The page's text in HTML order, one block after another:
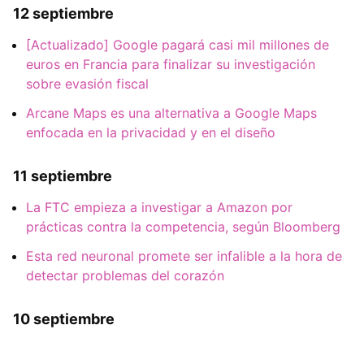
12 septiembre
[Actualizado] Google pagará casi mil millones de
euros en Francia para finalizar su investigación
sobre evasión fiscal
Arcane Maps es una alternativa a Google Maps
enfocada en la privacidad y en el diseño
11 septiembre
La FTC empieza a investigar a Amazon por
prácticas contra la competencia, según Bloomberg
Esta red neuronal promete ser infalible a la hora de
detectar problemas del corazón
10 septiembre